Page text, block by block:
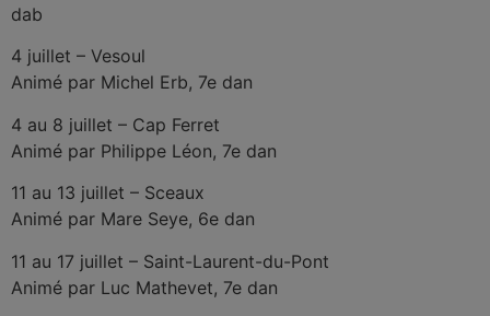
dab
4 juillet – Vesoul
Animé par Michel Erb, 7e dan
4 au 8 juillet – Cap Ferret
Animé par Philippe Léon, 7e dan
11 au 13 juillet – Sceaux
Animé par Mare Seye, 6e dan
11 au 17 juillet – Saint-Laurent-du-Pont
Animé par Luc Mathevet, 7e dan